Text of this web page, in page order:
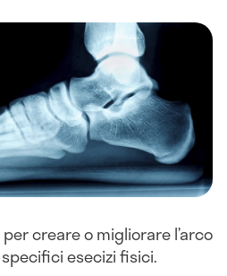
creare o migliorare l’arco
esecizi fisici.